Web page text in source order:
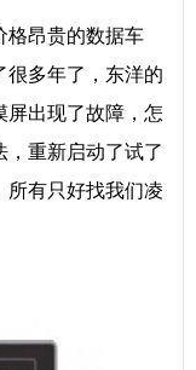
格昂贵的数据车
很多年了，东洋的
屏出现了故障，怎
，重新启动了试了
所有只好找我们凌